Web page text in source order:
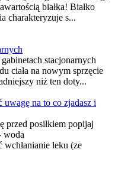
białka! Białko
charakteryzuje s...
stacjonarnych
ciała na nowym sprzęcie
niż ten doty...
na to co zjadasz i
przed posiłkiem popijaj
woda
wchłanianie leku (ze